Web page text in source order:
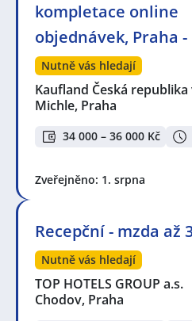
kompletace online
objednávek, Praha
Nutně vás hledají
Kaufland Česká
Michle, Praha
34 000 – 36 000 Kč
Zveřejněno: 1. srpna
Recepční - mzda až
Nutně vás hledají
TOP HOTELS GROUP a.s.
Chodov, Praha